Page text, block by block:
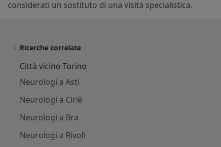
considerati un sostituto di una visita specialistica.
Ricerche correlate
Città vicino Torino
Neurologi a Asti
Neurologi a Ciriè
Neurologi a Bra
Neurologi a Rivoli